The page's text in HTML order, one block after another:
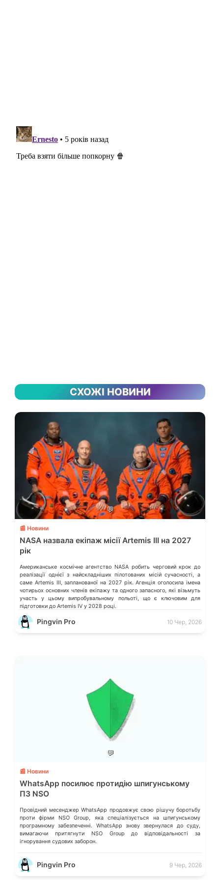
СХОЖІ НОВИНИ
💬
📰 Новини
NASA назвала екіпаж місії Artemis III на 2027
рік
Американське космічне агентство NASA робить черговий крок до
реалізації однієї з найскладніших пілотованих місій сучасності, а
саме Artemis III, запланованої на 2027 рік. Агенція оголосила імена
чотирьох основних членів екіпажу та одного запасного, які візьмуть
участь у цьому випробувальному польоті, що є ключовим для
підготовки до Artemis IV у 2028 році.
Pingvin Pro 10 Чер, 2026
💬
📰 Новини
WhatsApp посилює протидію шпигунському
ПЗ NSO
Провідний месенджер WhatsApp продовжує свою рішучу боротьбу
проти фірми NSO Group, яка спеціалізується на шпигунському
програмному забезпеченні. WhatsApp знову звернулася до суду,
вимагаючи притягнути NSO Group до відповідальності за
ігнорування судових заборон.
Pingvin Pro 9 Чер, 2026